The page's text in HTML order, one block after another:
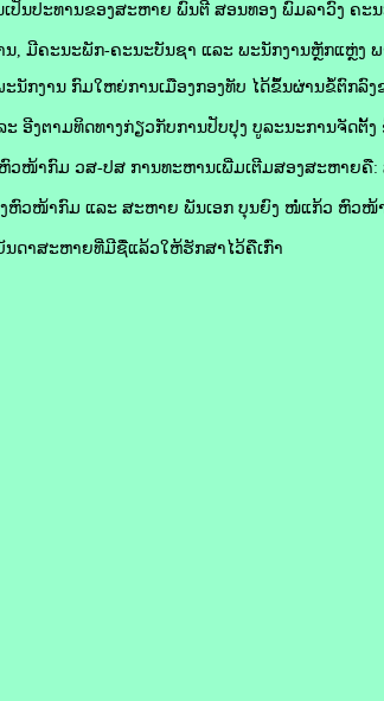
ປັນປະທານຂອງສະຫາຍ ພົນຕີ ສອນທອງ ພົມລາວົງ ຄະ
ມີຄະນະພັກ-ຄະນະບັນຊາ ແລະ ພະນັກງານຫຼັກແຫຼ່ງ ພ
ງານ ກົມໃຫຍ່ການເມືອງກອງທັບ ໄດ້ຂຶ້ນຜ່ານຂໍ້ຕົກລົງ
ອີງຕາມທິດທາງກ່ຽວກັບການປັບປຸງ ບູລະນະການຈັດຕັ້
ຫົວໜ້າກົມ ວສ-ປສ ການທະຫານເພີ່ມເຕີມສອງສະຫາຍຄື
ຫົວໜ້າກົມ ແລະ ສະຫາຍ ພັນເອກ ບຸນຍົງ ໜໍ່ແກ້ວ ຫົວໜ້າ
ດາສະຫາຍທີ່ມີຊື່ແລ້ວໃຫ້ຮັກສາໄວ້ຄືເກົ່າ